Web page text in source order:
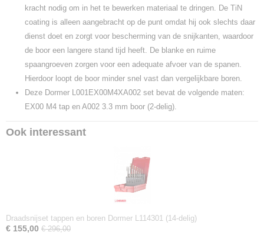
kracht nodig om in het te bewerken materiaal te dringen. De TiN
coating is alleen aangebracht op de punt omdat hij ook slechts daar
dienst doet en zorgt voor bescherming van de snijkanten, waardoor
de boor een langere stand tijd heeft. De blanke en ruime
spaangroeven zorgen voor een adequate afvoer van de spanen.
Hierdoor loopt de boor minder snel vast dan vergelijkbare boren.
Deze Dormer L001EX00M4XA002 set bevat de volgende maten:
EX00 M4 tap en A002 3.3 mm boor (2-delig).
Ook interessant
Draadsnijset tappen en boren Dormer L114301 (14-delig)
€ 155,00 € 296,00